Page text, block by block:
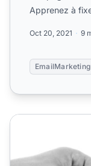
Apprenez à
Oct 20, 2021 9
EmailMarketing
utiliser le